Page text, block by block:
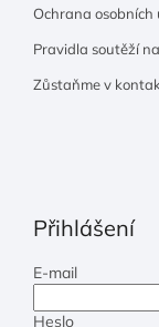
Ochrana osobních
Pravidla soutěží
Zůstaňme v
Přihlášení
E-mail
Heslo